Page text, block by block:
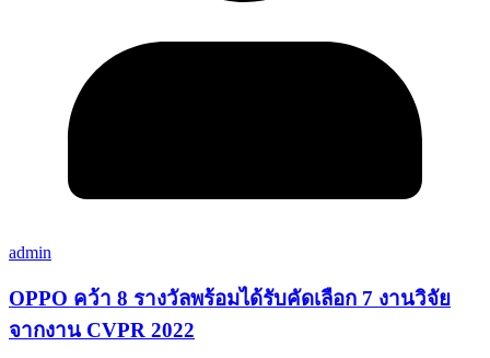
admin
OPPO คว้า 8 รางวัลพร้อมได้รับคัดเลือก 7 งานวิจัย
จากงาน CVPR 2022